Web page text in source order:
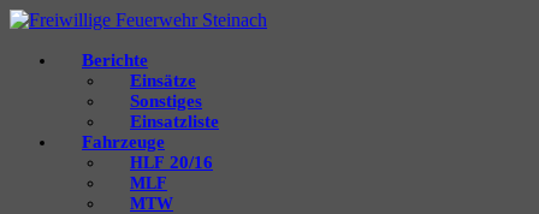
Berichte
Einsätze
Sonstiges
Einsatzliste
Fahrzeuge
HLF 20/16
MLF
MTW